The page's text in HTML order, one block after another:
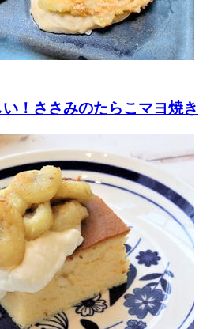
！ささみのたらこマヨ焼き